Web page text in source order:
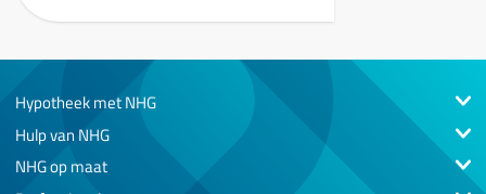
feit dat de aangevraagde betaalpauzes
het goed gaat op de woningmarkt.
met zich meebrengt en de voorspelling van
toenemende werkloosheid, kan dat stilte
voor de storm blijken.
Hypotheek met NHG
Hulp van NHG
NHG op maat